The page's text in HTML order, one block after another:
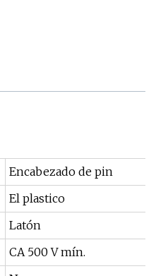
Encabezado de pin
El plastico
Latón
CA 500 V mín.